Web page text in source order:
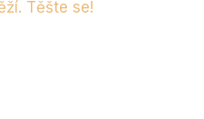
Těšte se!